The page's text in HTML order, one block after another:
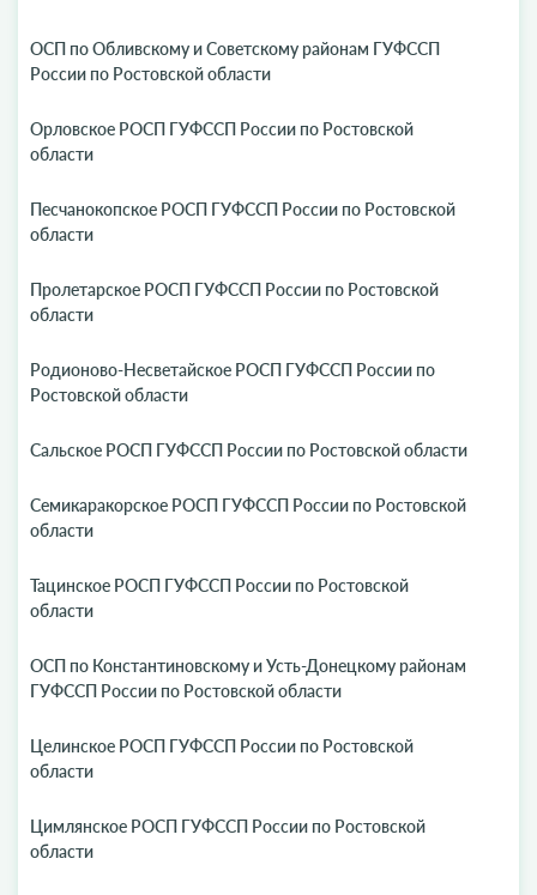
ОСП по Обливскому и Советскому районам ГУФССП
России по Ростовской области
Орловское РОСП ГУФССП России по Ростовской
области
Песчанокопское РОСП ГУФССП России по Ростовской
области
Пролетарское РОСП ГУФССП России по Ростовской
области
Родионово-Несветайское РОСП ГУФССП России по
Ростовской области
Сальское РОСП ГУФССП России по Ростовской области
Семикаракорское РОСП ГУФССП России по Ростовской
области
Тацинское РОСП ГУФССП России по Ростовской
области
ОСП по Константиновскому и Усть-Донецкому районам
ГУФССП России по Ростовской области
Целинское РОСП ГУФССП России по Ростовской
области
Цимлянское РОСП ГУФССП России по Ростовской
области